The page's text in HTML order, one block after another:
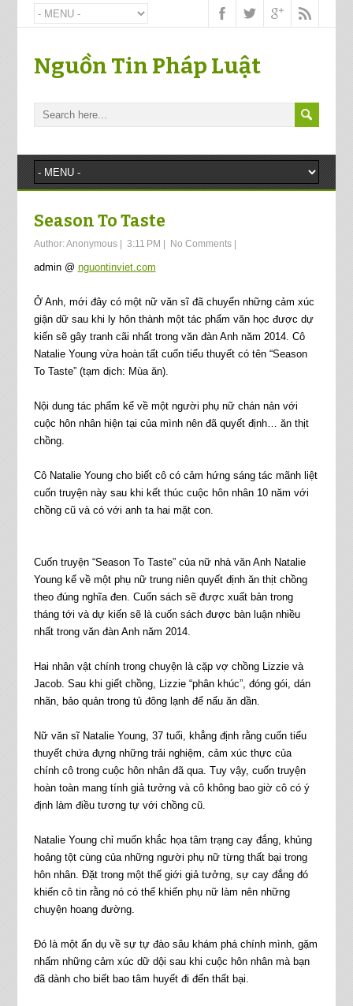
Nguồn Tin Pháp Luật
Season To Taste
Author:Anonymous| 3:11 PM No Comments|
admin @ nguontinviet.com
Ở Anh, mới đây có một nữ văn sĩ đã chuyển những cảm xúc
giận dữ sau khi ly hôn thành một tác phẩm văn học được dự
kiến sẽ gây tranh cãi nhất trong văn đàn Anh năm 2014. Cô
Natalie Young vừa hoàn tất cuốn tiểu thuyết có tên “Season
To Taste” (tạm dịch: Mùa ăn).
Nội dung tác phẩm kể về một người phụ nữ chán nản với
cuộc hôn nhân hiện tại của mình nên đã quyết định… ăn thịt
chồng.
Cô Natalie Young cho biết cô có cảm hứng sáng tác mãnh liệt
cuốn truyện này sau khi kết thúc cuộc hôn nhân 10 năm với
chồng cũ và có với anh ta hai mặt con.
Cuốn truyện “Season To Taste” của nữ nhà văn Anh Natalie
Young kể về một phụ nữ trung niên quyết định ăn thịt chồng
theo đúng nghĩa đen. Cuốn sách sẽ được xuất bản trong
tháng tới và dự kiến sẽ là cuốn sách được bàn luận nhiều
nhất trong văn đàn Anh năm 2014.
Hai nhân vật chính trong chuyện là cặp vợ chồng Lizzie và
Jacob. Sau khi giết chồng, Lizzie “phân khúc”, đóng gói, dán
nhãn, bảo quản trong tủ đông lạnh để nấu ăn dần.
Nữ văn sĩ Natalie Young, 37 tuổi, khẳng định rằng cuốn tiểu
thuyết chứa đựng những trải nghiệm, cảm xúc thực của
chính cô trong cuộc hôn nhân đã qua. Tuy vậy, cuốn truyện
hoàn toàn mang tính giả tưởng và cô không bao giờ cô có ý
định làm điều tương tự với chồng cũ.
Natalie Young chỉ muốn khắc họa tâm trạng cay đắng, khủng
hoảng tột cùng của những người phụ nữ từng thất bại trong
hôn nhân. Đặt trong một thế giới giả tưởng, sự cay đắng đó
khiến cô tin rằng nó có thể khiến phụ nữ làm nên những
chuyện hoang đường.
Đó là một ẩn dụ về sự tự đào sâu khám phá chính mình, gặm
nhấm những cảm xúc dữ dội sau khi cuộc hôn nhân mà bạn
đã dành cho biết bao tâm huyết đi đến thất bại.